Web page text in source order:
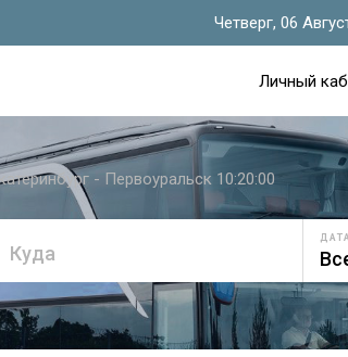
Четверг, 06
Личный
- Первоуральск 10:20:00
Куда